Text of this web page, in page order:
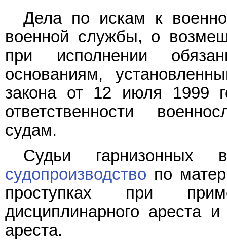
Дела по искам к
военной службы, о
при исполнении
основаниям,
закона от 12 июля 1999
ответственности
судам.
Судьи гарнизонных
судопроизводство по
проступках при
дисциплинарного ареста
ареста.